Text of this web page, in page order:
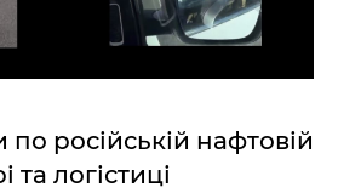
російській нафтовій
та логістиці